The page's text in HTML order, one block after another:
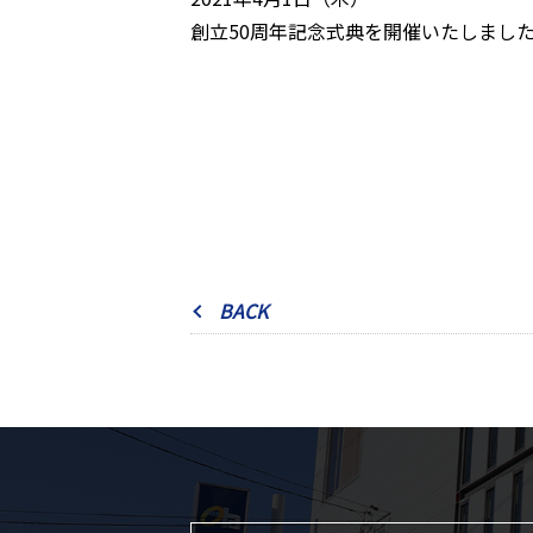
創立50周年記念式典を開催いたしまし
BACK